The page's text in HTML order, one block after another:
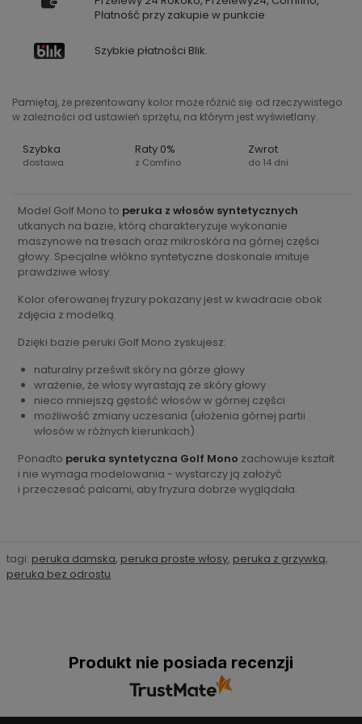
Płatność przy zakupie w punkcie
Szybkie płatności Blik.
Pamiętaj, że prezentowany kolor może różnić się od rzeczywistego
w zależności od ustawień sprzętu, na którym jest wyświetlany.
Szybka
dostawa
Raty 0%
z Comfino
Zwrot
do 14 dni
Model Golf Mono to peruka z włosów syntetycznych
utkanych na bazie, którą charakteryzuje wykonanie
maszynowe na tresach oraz mikroskóra na górnej części
głowy. Specjalne włókno syntetyczne doskonale imituje
prawdziwe włosy.
Kolor oferowanej fryzury pokazany jest w kwadracie obok
zdjęcia z modelką.
Dzięki bazie peruki Golf Mono zyskujesz:
naturalny prześwit skóry na górze głowy
wrażenie, że włosy wyrastają ze skóry głowy
nieco mniejszą gęstość włosów w górnej części
możliwość zmiany uczesania (ułożenia górnej partii
włosów w różnych kierunkach)
Ponadto peruka syntetyczna Golf Mono zachowuje kształt
i nie wymaga modelowania - wystarczy ją założyć
i przeczesać palcami, aby fryzura dobrze wyglądała.
tagi: peruka damska, peruka proste włosy, peruka z grzywką,
peruka bez odrostu
Produkt nie posiada recenzji